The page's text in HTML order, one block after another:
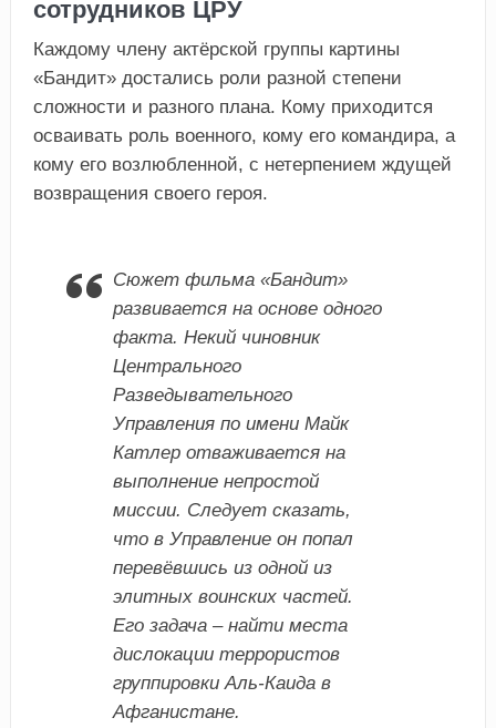
сотрудников ЦРУ
Каждому члену актёрской группы картины
«Бандит» достались роли разной степени
сложности и разного плана. Кому приходится
осваивать роль военного, кому его командира, а
кому его возлюбленной, с нетерпением ждущей
возвращения своего героя.
Сюжет фильма «Бандит»
развивается на основе одного
факта. Некий чиновник
Центрального
Разведывательного
Управления по имени Майк
Катлер отваживается на
выполнение непростой
миссии. Следует сказать,
что в Управление он попал
перевёвшись из одной из
элитных воинских частей.
Его задача – найти места
дислокации террористов
группировки Аль-Каида в
Афганистане.